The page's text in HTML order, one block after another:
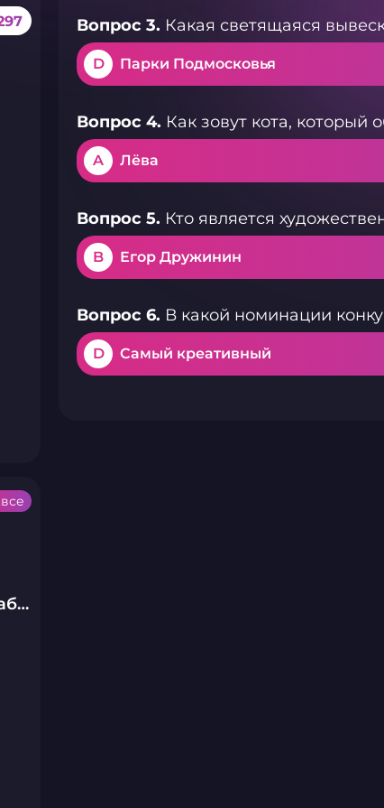
Упоротая наука с Бабаем Лютым
Вопрос 3. Какая светящаяся
D Парки Подмосковья
Вопрос 4. Как зовут кота, который
A Лёва
Вопрос 5. Кто является
B Егор Дружинин
Вопрос 6. В какой номинации
D Самый креативный